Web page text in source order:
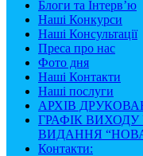
Блоги та Інтерв’ю
Наші Конкурси
Наші Консультації
Преса про нас
Фото дня
Наші Контакти
Наші послуги
АРХІВ
ГРАФІК
ВИДАННЯ “НОВА
Контакти: